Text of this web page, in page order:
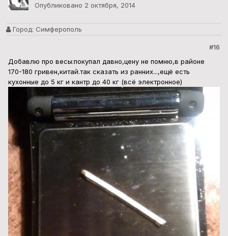
Опубликовано 2 октября, 2014
Город: Симферополь
#16
Добавлю про весы:покупал давно,цену не помню,в районе
170-180 гривен,китай.так сказать из ранних...,ещё есть
кухонные до 5 кг и кантр до 40 кг (всё электронное)